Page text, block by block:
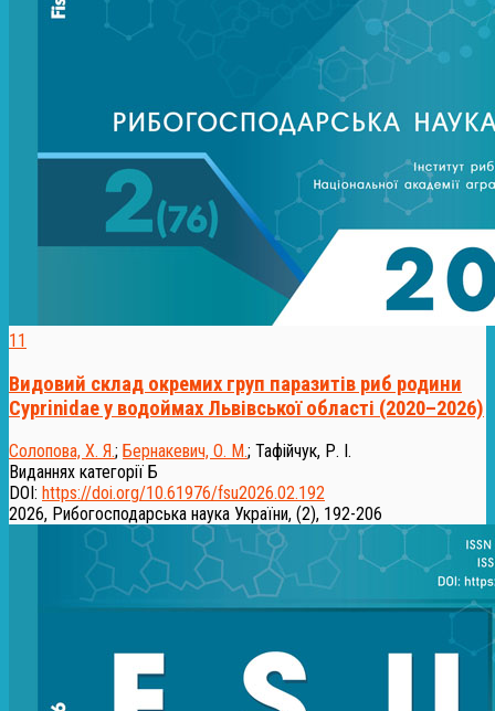
11
Видовий склад окремих груп паразитів риб родини
Cyprinidae у водоймах Львівської області (2020–2026)
Солопова, Х. Я.; Бернакевич, О. М.; Тафійчук, Р. І.
Виданнях категорії Б
DOI: https://doi.org/10.61976/fsu2026.02.192
2026, Рибогосподарська наука України, (2), 192-206